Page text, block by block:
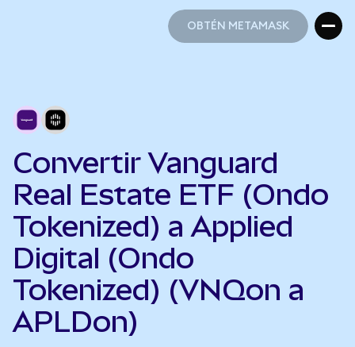
OBTÉN METAMASK
Convertir Vanguard
Real Estate ETF (Ondo
Tokenized) a Applied
Digital (Ondo
Tokenized) (VNQon a
APLDon)